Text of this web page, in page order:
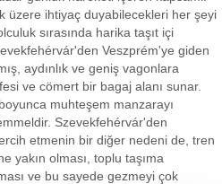
üzere ihtiyaç duyabilecekleri her şeyi
sırasında harika taşıt içi
Veszprém'ye giden
aydınlık ve geniş vagonlara
ve cömert bir bagaj alanı sunar.
muhteşem manzarayı
Szevekfehérvár'den
etmenin bir diğer nedeni de, tren
yakın olması, toplu taşıma
ve bu sayede gezmeyi çok